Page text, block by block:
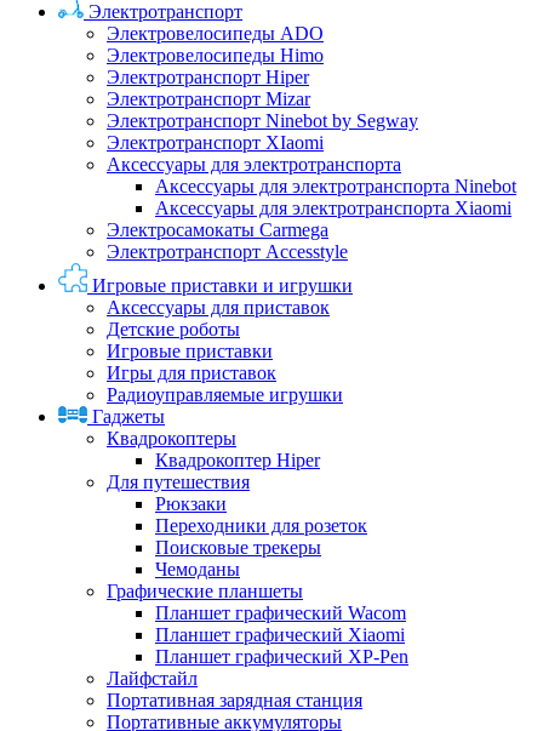
Электротранспорт
Электровелосипеды ADO
Электровелосипеды Himo
Электротранспорт Hiper
Электротранспорт Mizar
Электротранспорт Ninebot by Segway
Электротранспорт XIaomi
Аксессуары для электротранспорта
Аксессуары для электротранспорта Ninebot
Аксессуары для электротранспорта Xiaomi
Электросамокаты Carmega
Электротранспорт Accesstyle
Игровые приставки и игрушки
Аксессуары для приставок
Детские роботы
Игровые приставки
Игры для приставок
Радиоуправляемые игрушки
Гаджеты
Квадрокоптеры
Квадрокоптер Hiper
Для путешествия
Рюкзаки
Переходники для розеток
Поисковые трекеры
Чемоданы
Графические планшеты
Планшет графический Wacom
Планшет графический Xiaomi
Планшет графический XP-Pen
Лайфстайл
Портативная зарядная станция
Портативные аккумуляторы